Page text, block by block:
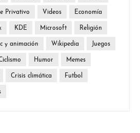
Privativo Videos Economía
KDE Microsoft Religión
y animación Wikipedia Juegos
Humor Memes
Crisis climática Futbol